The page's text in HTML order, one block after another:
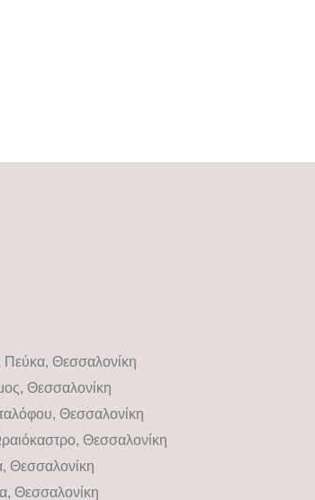
Θεσσαλονίκη
Θεσσαλονίκη
Θεσσαλονίκη
Θεσσαλονίκη
Θεσσαλονίκη
Θεσσαλονίκη